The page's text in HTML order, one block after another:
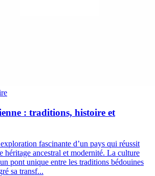
: traditions, histoire et
fascinante d’un pays qui réussit
héritage ancestral et modernité. La culture
pont unique entre les traditions bédouines
sa transf...